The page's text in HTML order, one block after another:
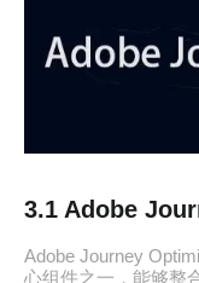
3.1 Adobe
Adobe Journey
心组件之一，能够整